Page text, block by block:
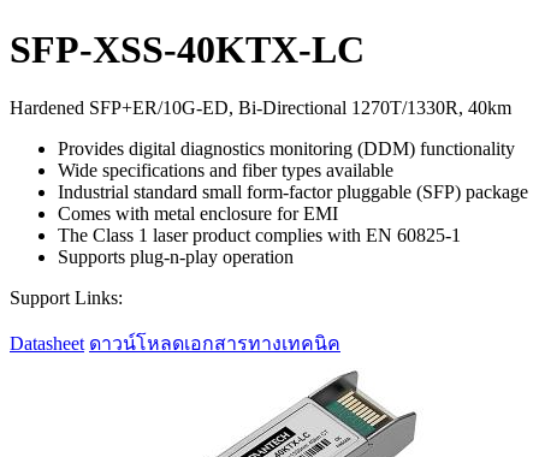
SFP-XSS-40KTX-LC
Hardened SFP+ER/10G-ED, Bi-Directional 1270T/1330R, 40km
Provides digital diagnostics monitoring (DDM) functionality
Wide specifications and fiber types available
Industrial standard small form-factor pluggable (SFP) package
Comes with metal enclosure for EMI
The Class 1 laser product complies with EN 60825-1
Supports plug-n-play operation
Support Links:
Datasheet ดาวน์โหลดเอกสารทางเทคนิค